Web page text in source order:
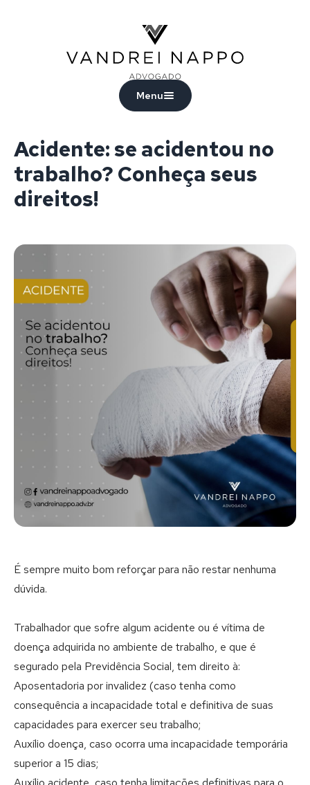
Menu
Acidente: se acidentou no
trabalho? Conheça seus
direitos!
É sempre muito bom reforçar para não restar nenhuma
dúvida.
Trabalhador que sofre algum acidente ou é vítima de
doença adquirida no ambiente de trabalho, e que é
segurado pela Previdência Social, tem direito à:
Aposentadoria por invalidez (caso tenha como
consequência a incapacidade total e definitiva de suas
capacidades para exercer seu trabalho;
Auxílio doença, caso ocorra uma incapacidade temporária
superior a 15 dias;